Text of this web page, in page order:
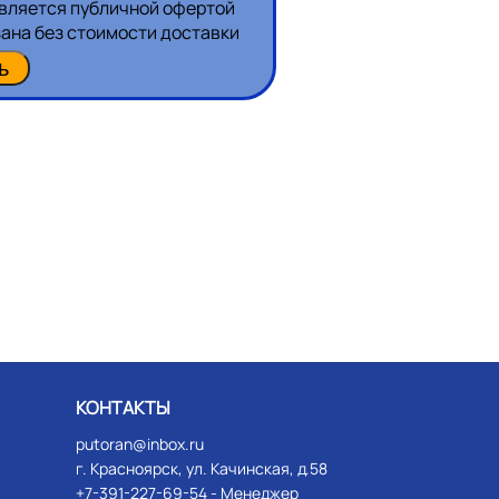
публичной офертой
без стоимости доставки
КОНТАКТЫ
putoran@inbox.ru
г. Красноярск, ул. Качинская, д.58
+7-391-227-69-54- Менеджер